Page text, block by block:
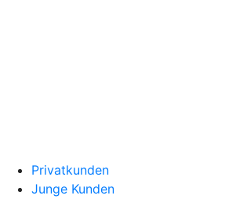
Privatkunden
Junge Kunden